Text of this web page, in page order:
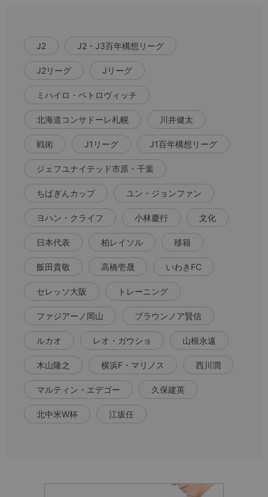
J2 J2・J3百年構想リーグ
J2リーグ Jリーグ
ミハイロ・ペトロヴィッチ
北海道コンサドーレ札幌 川井健太
戦術 J1リーグ J1百年構想リーグ
ジェフユナイテッド市原・千葉
ちばぎんカップ ユン・ジョンファン
ヨハン・クライフ 小林慶行 文化
日本代表 柏レイソル 移籍
飯田貴敬 高橋壱晟 いわきFC
セレッソ大阪 トレーニング
ファジアーノ岡山 ブラウンノア賢信
ルカオ レオ・ガウショ 山根永遠
木山隆之 横浜F・マリノス 西川潤
マルティン・エデゴー 久保建英
北中米W杯 江坂任